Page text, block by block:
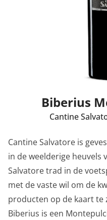
Biberius
Cantine
Cantine Salvatore is
in de weelderige heuvels
Salvatore trad in de
met de vaste wil om de
producten op de kaart te
Biberius is een